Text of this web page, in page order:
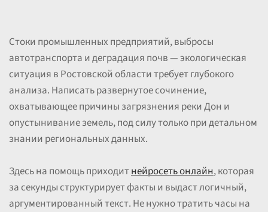
Стоки промышленных предприятий, выбросы
автотранспорта и деградация почв — экологическая
ситуация в Ростовской области требует глубокого
анализа. Написать развернутое сочинение,
охватывающее причины загрязнения реки Дон и
опустынивание земель, под силу только при детальном
знании региональных данных.
Здесь на помощь приходитнейросеть онлайн, которая
за секунды структурирует факты и выдаст логичный,
аргументированный текст. Не нужно тратить часы на